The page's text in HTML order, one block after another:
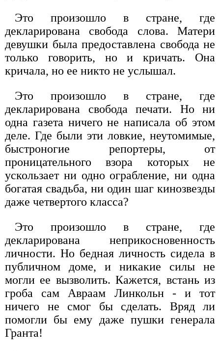
Это произошло в стране, где
декларирована свобода слова. Матери
девушки была предоставлена свобода не
только говорить, но и кричать. Она
кричала, но ее никто не услышал.
Это произошло в стране, где
декларирована свобода печати. Но ни
одна газета ничего не написала об этом
деле. Где были эти ловкие, неутомимые,
быстроногие репортеры, от
проницательного взора которых не
ускользает ни одно ограбление, ни одна
богатая свадьба, ни один шаг кинозвезды
даже четвертого класса?
Это произошло в стране, где
декларирована неприкосновенность
личности. Но бедная личность сидела в
публичном доме, и никакие силы не
могли ее вызволить. Кажется, встань из
гроба сам Авраам Линкольн - и тот
ничего не смог бы сделать. Вряд ли
помогли бы ему даже пушки генерала
Гранта!